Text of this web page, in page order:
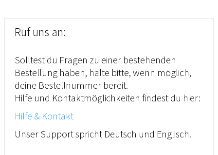
Ruf uns an:
Solltest du Fragen zu einer bestehenden
Bestellung haben, halte bitte, wenn möglich,
deine Bestellnummer bereit.
Hilfe und Kontaktmöglichkeiten findest du hier:
Hilfe & Kontakt
Unser Support spricht Deutsch und Englisch.